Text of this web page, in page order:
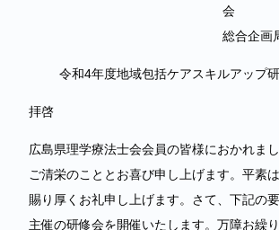
会 長
総合企
令和4年度地域包括ケアスキルアップ
拝啓
広島県理学療法士会会員の皆様におかれま
ご清栄のこととお喜び申し上げます。平素
賜り厚くお礼申し上げます。さて、下記の
主催の研修会を開催いたします。万障お繰